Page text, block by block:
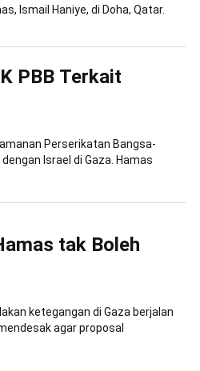
Ismail Haniye, di Doha, Qatar.
PBB Terkait
Perserikatan Bangsa-
Israel di Gaza. Hamas
tak Boleh
ketegangan di Gaza berjalan
agar proposal